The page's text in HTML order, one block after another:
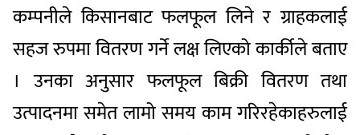
कम्पनीले किसानबाट फलफूल लिने र ग्राहकलाई
सहज रुपमा वितरण गर्ने लक्ष लिएको कार्कीले बताए
। उनका अनुसार फलफूल बिक्री वितरण तथा
उत्पादनमा समेत लामो समय काम गरिरहेकाहरुलाई